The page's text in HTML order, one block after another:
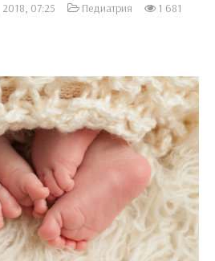
07:25 Педиатрия
1 681